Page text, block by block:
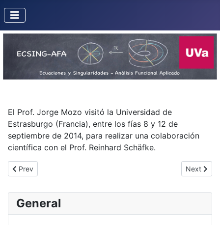
General
El Prof. Jorge Mozo visitó la Universidad de
Estrasburgo (Francia), entre los fías 8 y 12 de
septiembre de 2014, para realizar una colaboración
científica con el Prof. Reinhard Schäfke.
Previous article: Misión de Pedro Fortuny a la Universidad de
Prev Next
Next